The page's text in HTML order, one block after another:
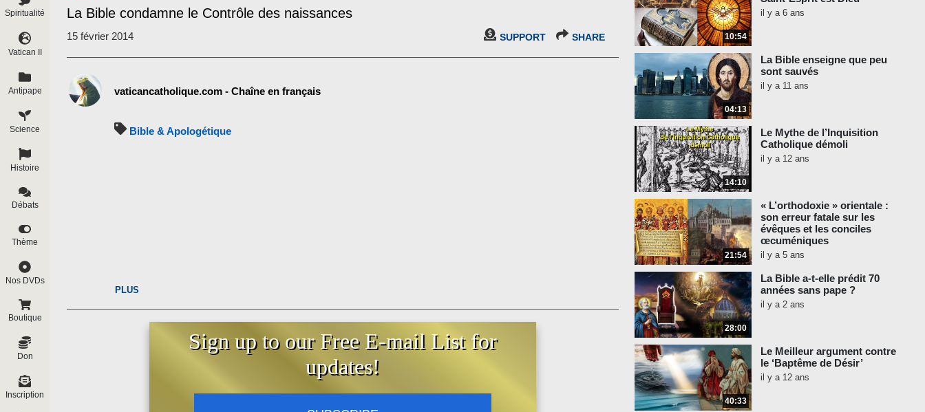
La Bible condamne le Contrôle des naissances
15 février 2014 SUPPORT SHARE
vaticancatholique.com - Chaîne en français
Bible & Apologétique
PLUS
Sign up to our Free E-mail List for
updates!
10:54
il y a 6 ans
04:13
La Bible enseigne que peu
sont sauvés
il y a 11 ans
14:10
Le Mythe de l’Inquisition
Catholique démoli
il y a 12 ans
21:54
« L’orthodoxie » orientale :
son erreur fatale sur les
évêques et les conciles
œcuméniques
il y a 5 ans
28:00
La Bible a-t-elle prédit 70
années sans pape ?
il y a 2 ans
40:33
Le Meilleur argument contre
le ‘Baptême de Désir’
il y a 12 ans
Spiritualité
Vatican II
Antipape
Science
Histoire
Débats
Thème
Nos DVDs
Boutique
Don
Inscription